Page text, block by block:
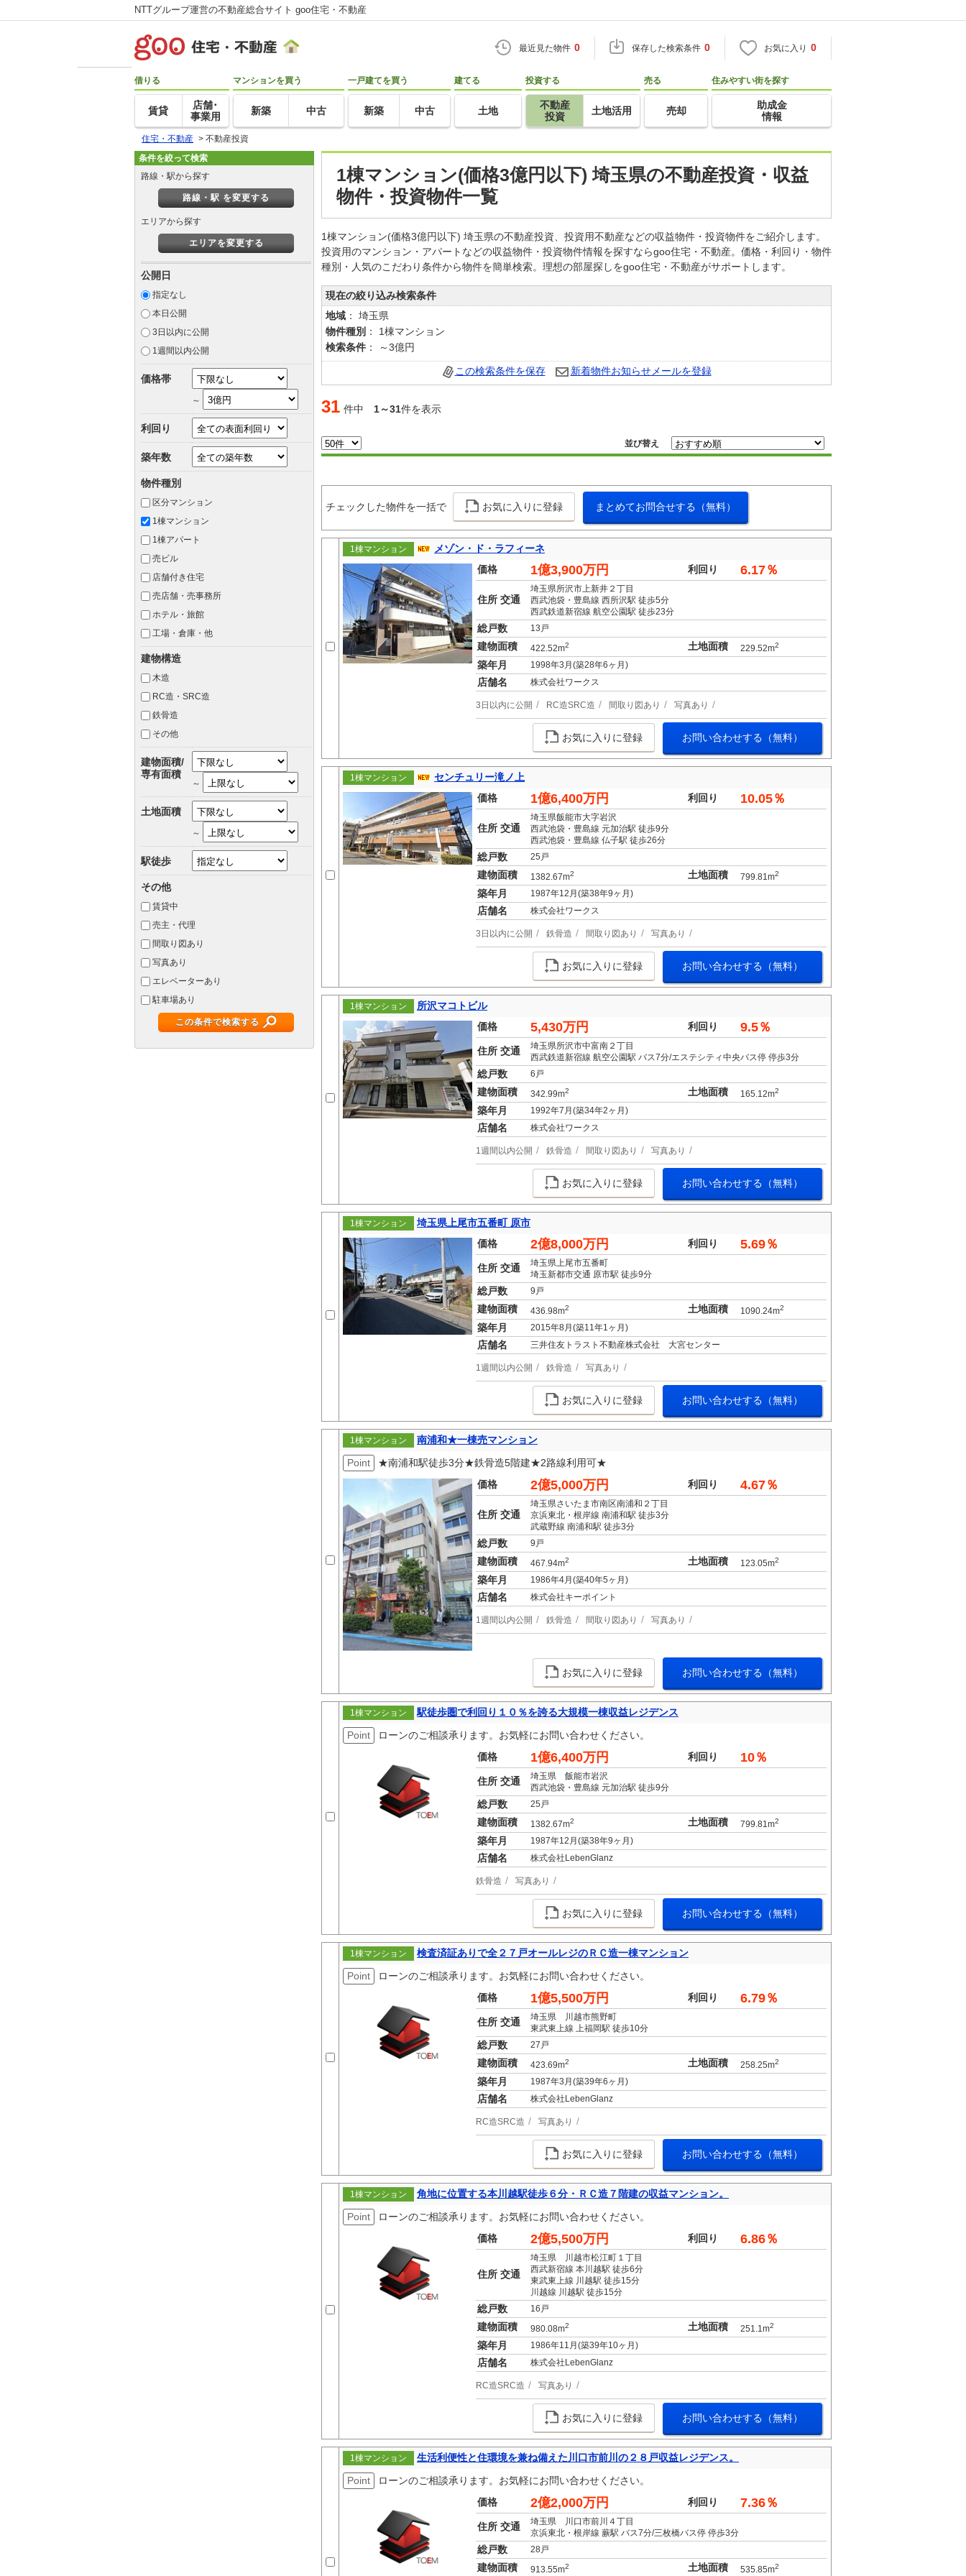
NTTグループ運営の不動産総合サイト goo住宅・不動産
最近見た物件 0 保存した検索条件 0 お気に入り 0
借りる
賃貸
店舗･
事業用
マンションを買う
新築 中古
一戸建てを買う
新築 中古
建てる
土地
投資する
不動産
投資
土地活用
売る
売却
住みやすい街を探す
助成金
情報
住宅・不動産 > 不動産投資
1棟マンション(価格3億円以下) 埼玉県の不動産投資・収益
物件・投資物件一覧
1棟マンション(価格3億円以下) 埼玉県の不動産投資、投資用不動産などの収益物件・投資物件をご紹介します。
投資用のマンション・アパートなどの収益物件・投資物件情報を探すならgoo住宅・不動産。価格・利回り・物件
種別・人気のこだわり条件から物件を簡単検索。理想の部屋探しをgoo住宅・不動産がサポートします。
現在の絞り込み検索条件
地域 ： 埼玉県
物件種別 ： 1棟マンション
検索条件 ： ～3億円
この検索条件を保存 新着物件お知らせメールを登録
31 件中 1～31件を表示
並び替え
チェックした物件を一括で お気に入りに登録 まとめてお問合せする（無料）
1棟マンション
メゾン・ド・ラフィーネ
価格
1億3,900万円 利回り 6.17％
住所 交通
埼玉県所沢市上新井２丁目
西武池袋・豊島線 西所沢駅 徒歩5分
西武鉄道新宿線 航空公園駅 徒歩23分
総戸数 13戸
建物面積 422.52m2 土地面積 229.52m2
築年月 1998年3月(築28年6ヶ月)
店舗名 株式会社ワークス
3日以内に公開 RC造SRC造 間取り図あり 写真あり
お気に入りに登録 お問い合わせする（無料）
1棟マンション
センチュリー滝ノ上
価格
1億6,400万円 利回り 10.05％
住所 交通
埼玉県飯能市大字岩沢
西武池袋・豊島線 元加治駅 徒歩9分
西武池袋・豊島線 仏子駅 徒歩26分
総戸数 25戸
建物面積 1382.67m2 土地面積 799.81m2
築年月 1987年12月(築38年9ヶ月)
店舗名 株式会社ワークス
3日以内に公開 鉄骨造 間取り図あり 写真あり
お気に入りに登録 お問い合わせする（無料）
1棟マンション
所沢マコトビル
価格
5,430万円 利回り 9.5％
住所 交通
埼玉県所沢市中富南２丁目
西武鉄道新宿線 航空公園駅 バス7分/エステシティ中央バス停 停歩3分
総戸数 6戸
建物面積 342.99m2 土地面積 165.12m2
築年月 1992年7月(築34年2ヶ月)
店舗名 株式会社ワークス
1週間以内公開 鉄骨造 間取り図あり 写真あり
お気に入りに登録 お問い合わせする（無料）
1棟マンション
埼玉県上尾市五番町 原市
価格
2億8,000万円 利回り 5.69％
住所 交通
埼玉県上尾市五番町
埼玉新都市交通 原市駅 徒歩9分
総戸数 9戸
建物面積 436.98m2 土地面積 1090.24m2
築年月 2015年8月(築11年1ヶ月)
店舗名 三井住友トラスト不動産株式会社 大宮センター
1週間以内公開 鉄骨造 写真あり
お気に入りに登録 お問い合わせする（無料）
1棟マンション
南浦和★一棟売マンション
Point
★南浦和駅徒歩3分★鉄骨造5階建★2路線利用可★
価格
2億5,000万円 利回り 4.67％
住所 交通
埼玉県さいたま市南区南浦和２丁目
京浜東北・根岸線 南浦和駅 徒歩3分
武蔵野線 南浦和駅 徒歩3分
総戸数 9戸
建物面積 467.94m2 土地面積 123.05m2
築年月 1986年4月(築40年5ヶ月)
店舗名 株式会社キーポイント
1週間以内公開 鉄骨造 間取り図あり 写真あり
お気に入りに登録 お問い合わせする（無料）
1棟マンション
駅徒歩圏で利回り１０％を誇る大規模一棟収益レジデンス
Point
ローンのご相談承ります。お気軽にお問い合わせください。
価格
1億6,400万円 利回り 10％
住所 交通
埼玉県 飯能市岩沢
西武池袋・豊島線 元加治駅 徒歩9分
総戸数 25戸
建物面積 1382.67m2 土地面積 799.81m2
築年月 1987年12月(築38年9ヶ月)
店舗名 株式会社LebenGlanz
鉄骨造 写真あり
お気に入りに登録 お問い合わせする（無料）
1棟マンション
検査済証ありで全２７戸オールレジのＲＣ造一棟マンション
Point
ローンのご相談承ります。お気軽にお問い合わせください。
価格
1億5,500万円 利回り 6.79％
住所 交通
埼玉県 川越市熊野町
東武東上線 上福岡駅 徒歩10分
総戸数 27戸
建物面積 423.69m2 土地面積 258.25m2
築年月 1987年3月(築39年6ヶ月)
店舗名 株式会社LebenGlanz
RC造SRC造 写真あり
お気に入りに登録 お問い合わせする（無料）
1棟マンション
角地に位置する本川越駅徒歩６分・ＲＣ造７階建の収益マンション。
Point
ローンのご相談承ります。お気軽にお問い合わせください。
価格
2億5,500万円 利回り 6.86％
住所 交通
埼玉県 川越市松江町１丁目
西武新宿線 本川越駅 徒歩6分
東武東上線 川越駅 徒歩15分
川越線 川越駅 徒歩15分
総戸数 16戸
建物面積 980.08m2 土地面積 251.1m2
築年月 1986年11月(築39年10ヶ月)
店舗名 株式会社LebenGlanz
RC造SRC造 写真あり
お気に入りに登録 お問い合わせする（無料）
1棟マンション
生活利便性と住環境を兼ね備えた川口市前川の２８戸収益レジデンス。
Point
ローンのご相談承ります。お気軽にお問い合わせください。
価格
2億2,000万円 利回り 7.36％
住所 交通
埼玉県 川口市前川４丁目
京浜東北・根岸線 蕨駅 バス7分/三枚橋バス停 停歩3分
総戸数 28戸
建物面積 913.55m2 土地面積 535.85m2
条件を絞って検索
路線・駅から探す
路線・駅 を変更する
エリアから探す
エリアを変更する
公開日
指定なし
本日公開
3日以内に公開
1週間以内公開
価格帯
～
利回り
築年数
物件種別
区分マンション
1棟マンション
1棟アパート
売ビル
店舗付き住宅
売店舗・売事務所
ホテル・旅館
工場・倉庫・他
建物構造
木造
RC造・SRC造
鉄骨造
その他
建物面積/
専有面積
～
土地面積
～
駅徒歩
その他
賃貸中
売主・代理
間取り図あり
写真あり
エレベーターあり
駐車場あり
この条件で検索する